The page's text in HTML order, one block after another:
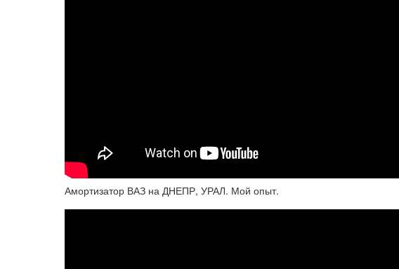
Амортизатор ВАЗ на ДНЕПР, УРАЛ. Мой опыт.